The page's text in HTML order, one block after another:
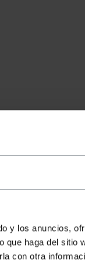
y los anuncios,
haga del sitio
con otra
ambiental